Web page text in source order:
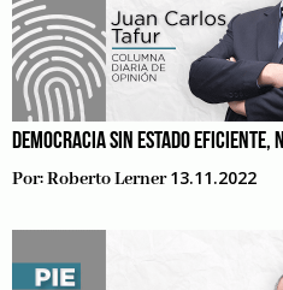
DEMOCRACIA SIN ESTADO EFICIENTE,
Por:Roberto Lerner 13.11.2022